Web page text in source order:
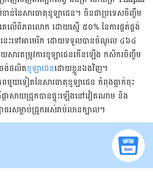
ាន់នៃ​សារធាតុ​ខូឡាជេន។ ចិន​ជា​ប្រទេស​ចិញ្ចឹម​
លើ​ពិភពលោក ដោយ​ស្មើ ៥០% នៃ​ការ​ផ្គត់ផ្គង់​
នេះទៅ​អាមេរិក ដោយ​ទទួល​បាន​ចំណូល ៤៦៤​
យសារ​តម្រូវការ​ខូឡាជេនកើនឡើង កសិករ​ចិញ្ចឹម​
ង់​ផលិត​ខូឡាជេន​ដោយ​ខ្លួនឯង​វិញ។
មួយទៀតនៃ​សារធាតុ​ខូឡាជេន កំពុង​ធ្លាក់ចុះ​
ដាសាយ​ជ្រូកបាន​ផ្ទុះឡើង​នៅ​វៀតណាម និង​
រ​សម្លាប់​ជ្រូក​អស់​រាប់​លាន​ក្បាល។